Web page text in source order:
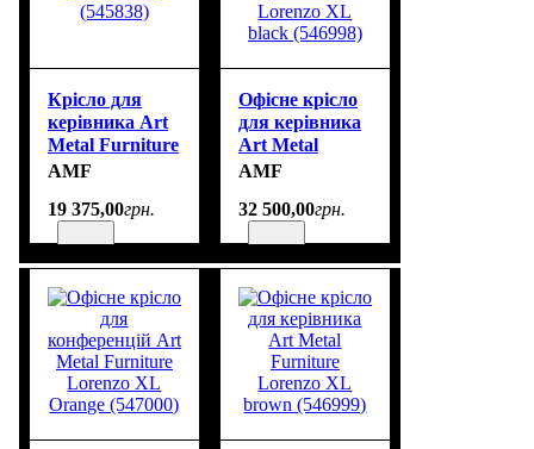
Крісло для
керівника Art
Metal Furniture
Pietro black
AMF
19 375,00грн.
Офісне крісло
для керівника
Art Metal
Furniture
black (546998)
AMF
32 500,00грн.